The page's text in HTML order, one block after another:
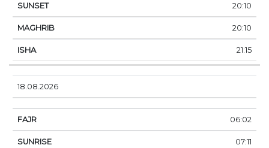
20:10
20:10
21:15
18.08.2026
06:02
07:11